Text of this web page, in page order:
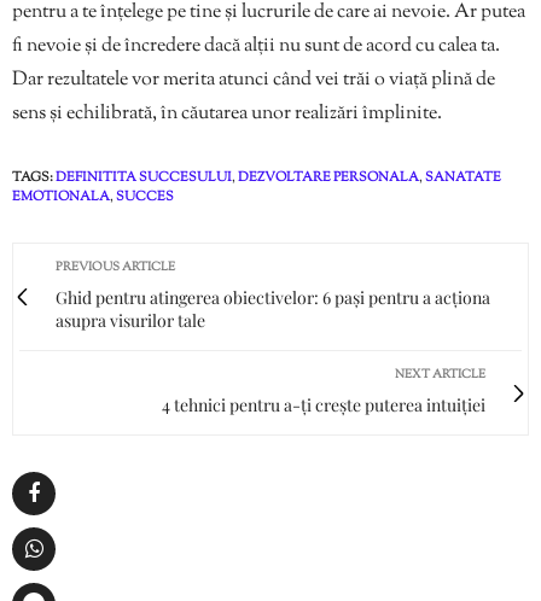
pentru a te înțelege pe tine și lucrurile de care ai nevoie. Ar putea
fi nevoie și de încredere dacă alții nu sunt de acord cu calea ta.
Dar rezultatele vor merita atunci când vei trăi o viață plină de
sens și echilibrată, în căutarea unor realizări împlinite.
TAGS:DEFINITITA SUCCESULUI,DEZVOLTARE PERSONALA,SANATATE
EMOTIONALA,SUCCES
PREVIOUS ARTICLE
Ghid pentru atingerea obiectivelor: 6 pași pentru a acționa
asupra visurilor tale
NEXT ARTICLE
4 tehnici pentru a-ți crește puterea intuiției